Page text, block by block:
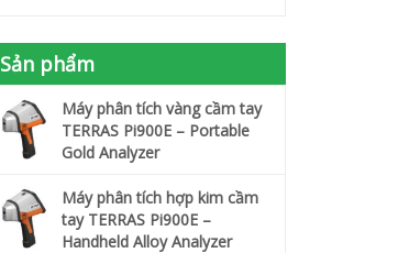
Sản phẩm
Máy phân tích vàng cầm tay
TERRAS Pi900E – Portable
Gold Analyzer
Máy phân tích hợp kim cầm
tay TERRAS Pi900E –
Handheld Alloy Analyzer